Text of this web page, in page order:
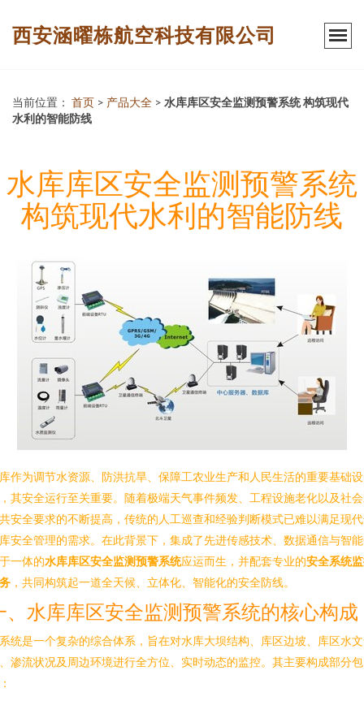
西安涵曜栋航空科技有限公司
当前位置： 首页 > 产品大全 > 水库库区安全监测预警系统 构筑现代
水利的智能防线
水库库区安全监测预警系统
构筑现代水利的智能防线
作为调节水资源、防洪抗旱、保障工农业生产和人民生活的重要基础设
其安全运行至关重要。随着极端天气事件频发、工程设施老化以及社
安全要求的不断提高，传统的人工巡查和经验判断模式已难以满足现
安全管理的需求。在此背景下，集成了先进传感技术、数据通信与智
一体的水库库区安全监测预警系统应运而生，并配套专业的安全系统
，共同构筑起一道全天候、立体化、智能化的安全防线。
、水库库区安全监测预警系统的核心构成
统是一个复杂的综合体系，旨在对水库大坝结构、库区边坡、库区水
渗流状况及周边环境进行全方位、实时动态的监控。其主要构成部分包